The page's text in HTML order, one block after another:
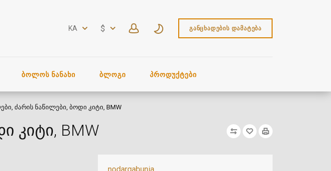
KA $ ᲒᲐᲜᲪᲮᲐᲓᲔᲑᲘᲡ ᲓᲐᲛᲐᲢᲔᲑᲐ
ᲑᲝᲚᲝᲡ ᲜᲐᲜᲐᲮᲘ ᲑᲚᲝᲒᲘ ᲞᲠᲝᲓᲣᲥᲢᲔᲑᲘ
ძარის ნაწილები, ბოდი კიტი, BMW
კიტი, BMW